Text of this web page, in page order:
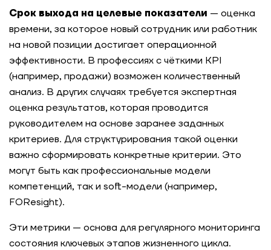
Срок выхода на целевые показатели — оценка
времени, за которое новый сотрудник или работник
на новой позиции достигает операционной
эффективности. В профессиях с чёткими KPI
(например, продажи) возможен количественный
анализ. В других случаях требуется экспертная
оценка результатов, которая проводится
руководителем на основе заранее заданных
критериев. Для структурирования такой оценки
важно сформировать конкретные критерии. Это
могут быть как профессиональные модели
компетенций, так и soft-модели (например,
FOResight).
Эти метрики — основа для регулярного мониторинга
состояния ключевых этапов жизненного цикла.